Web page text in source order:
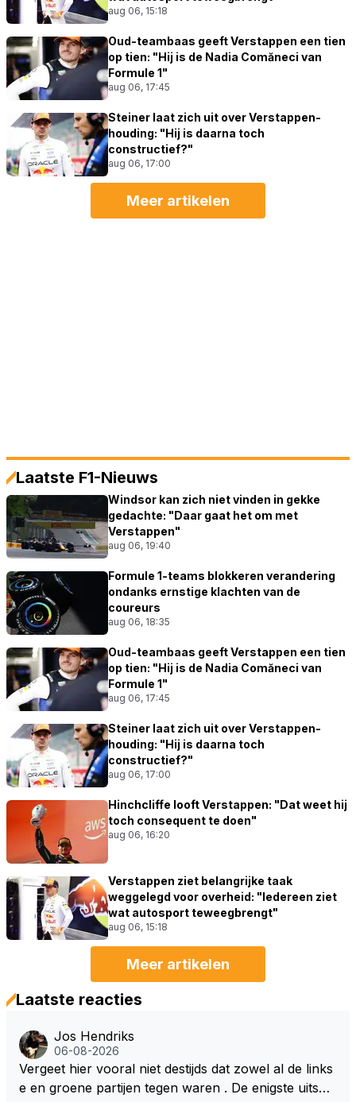
aug 06, 15:18
Oud-teambaas geeft Verstappen een tien
op tien: "Hij is de Nadia Comăneci van
Formule 1"
aug 06, 17:45
Steiner laat zich uit over Verstappen-
houding: "Hij is daarna toch
constructief?"
aug 06, 17:00
Meer artikelen
Laatste F1-Nieuws
Windsor kan zich niet vinden in gekke
gedachte: "Daar gaat het om met
Verstappen"
aug 06, 19:40
Formule 1-teams blokkeren verandering
ondanks ernstige klachten van de
coureurs
aug 06, 18:35
Oud-teambaas geeft Verstappen een tien
op tien: "Hij is de Nadia Comăneci van
Formule 1"
aug 06, 17:45
Steiner laat zich uit over Verstappen-
houding: "Hij is daarna toch
constructief?"
aug 06, 17:00
Hinchcliffe looft Verstappen: "Dat weet hij
toch consequent te doen"
aug 06, 16:20
Verstappen ziet belangrijke taak
weggelegd voor overheid: "Iedereen ziet
wat autosport teweegbrengt"
aug 06, 15:18
Meer artikelen
Laatste reacties
Jos Hendriks
06-08-2026
Vergeet hier vooral niet destijds dat zowel al de links
e en groene partijen tegen waren . De enigste uitspr